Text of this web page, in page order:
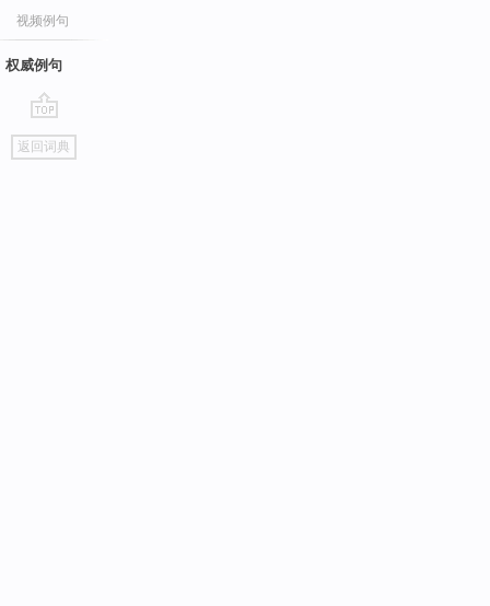
视频例句
权威例句
go
top
返回词典